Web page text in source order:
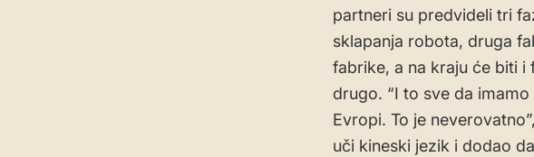
partneri su predvideli tri
sklapanja robota, druga
fabrike, a na kraju će biti i
drugo. “I to sve da
Evropi. To je
uči kineski jezik i dodao